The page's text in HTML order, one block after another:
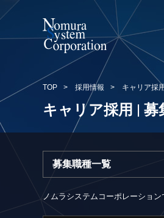
TOP > 採用情報 > キャリア採
キャリア採用 | 募
募集職種一覧
ノムラシステムコーポレーショ